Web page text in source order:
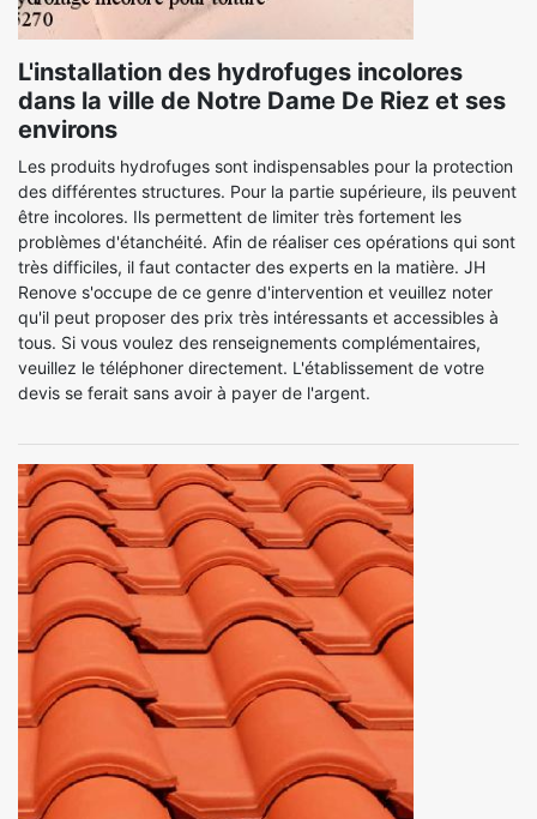
L'installation des hydrofuges incolores
dans la ville de Notre Dame De Riez et ses
environs
Les produits hydrofuges sont indispensables pour la protection
des différentes structures. Pour la partie supérieure, ils peuvent
être incolores. Ils permettent de limiter très fortement les
problèmes d'étanchéité. Afin de réaliser ces opérations qui sont
très difficiles, il faut contacter des experts en la matière. JH
Renove s'occupe de ce genre d'intervention et veuillez noter
qu'il peut proposer des prix très intéressants et accessibles à
tous. Si vous voulez des renseignements complémentaires,
veuillez le téléphoner directement. L'établissement de votre
devis se ferait sans avoir à payer de l'argent.